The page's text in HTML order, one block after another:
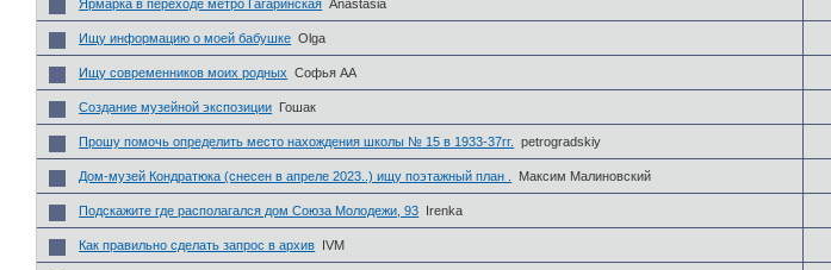
Ярмарка в переходе метро Гагаринская Anastasia
Ищу информацию о моей бабушке Olga
Ищу современников моих родных Софья АА
Создание музейной экспозиции Гошак
Прошу помочь определить место нахождения школы № 15 в 1933-37гг. petrogradskiy
Дом-музей Кондратюка (снесен в апреле 2023..) ищу поэтажный план . Максим Малиновский
Подскажите где располагался дом Союза Молодежи, 93 Irenka
Как правильно сделать запрос в архив IVM